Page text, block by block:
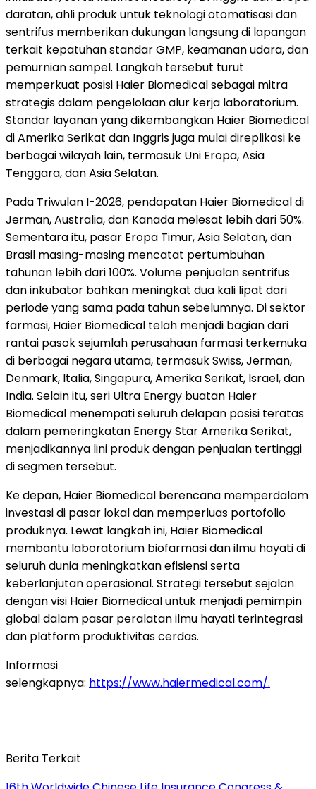
daratan, ahli produk untuk teknologi otomatisasi dan
sentrifus memberikan dukungan langsung di lapangan
terkait kepatuhan standar GMP, keamanan udara, dan
pemurnian sampel. Langkah tersebut turut
memperkuat posisi Haier Biomedical sebagai mitra
strategis dalam pengelolaan alur kerja laboratorium.
Standar layanan yang dikembangkan Haier Biomedical
di Amerika Serikat dan Inggris juga mulai direplikasi ke
berbagai wilayah lain, termasuk Uni Eropa, Asia
Tenggara, dan Asia Selatan.
Pada Triwulan I-2026, pendapatan Haier Biomedical di
Jerman, Australia, dan Kanada melesat lebih dari 50%.
Sementara itu, pasar Eropa Timur, Asia Selatan, dan
Brasil masing-masing mencatat pertumbuhan
tahunan lebih dari 100%. Volume penjualan sentrifus
dan inkubator bahkan meningkat dua kali lipat dari
periode yang sama pada tahun sebelumnya. Di sektor
farmasi, Haier Biomedical telah menjadi bagian dari
rantai pasok sejumlah perusahaan farmasi terkemuka
di berbagai negara utama, termasuk Swiss, Jerman,
Denmark, Italia, Singapura, Amerika Serikat, Israel, dan
India. Selain itu, seri Ultra Energy buatan Haier
Biomedical menempati seluruh delapan posisi teratas
dalam pemeringkatan Energy Star Amerika Serikat,
menjadikannya lini produk dengan penjualan tertinggi
di segmen tersebut.
Ke depan, Haier Biomedical berencana memperdalam
investasi di pasar lokal dan memperluas portofolio
produknya. Lewat langkah ini, Haier Biomedical
membantu laboratorium biofarmasi dan ilmu hayati di
seluruh dunia meningkatkan efisiensi serta
keberlanjutan operasional. Strategi tersebut sejalan
dengan visi Haier Biomedical untuk menjadi pemimpin
global dalam pasar peralatan ilmu hayati terintegrasi
dan platform produktivitas cerdas.
Informasi
selengkapnya: https://www.haiermedical.com/.
Berita Terkait